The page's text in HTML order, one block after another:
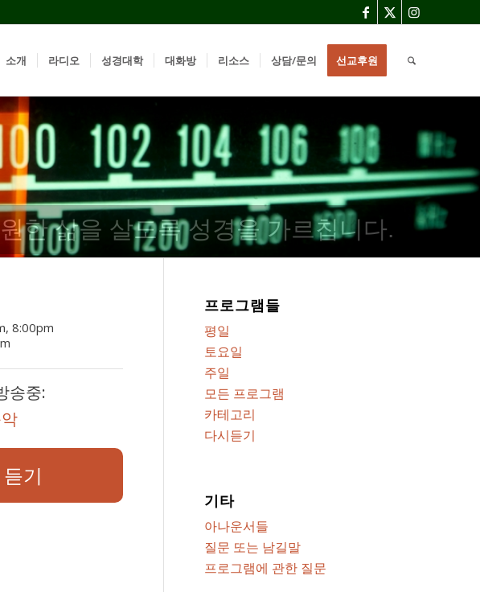
소개 라디오 성경대학 대화방 리소스 상담/문의 선교후원
한 삶을 살도록 성경을 가르칩니다.
8:00pm
송중:
기
프로그램들
평일
토요일
주일
모든 프로그램
카테고리
다시듣기
기타
아나운서들
질문 또는 남길말
프로그램에 관한 질문